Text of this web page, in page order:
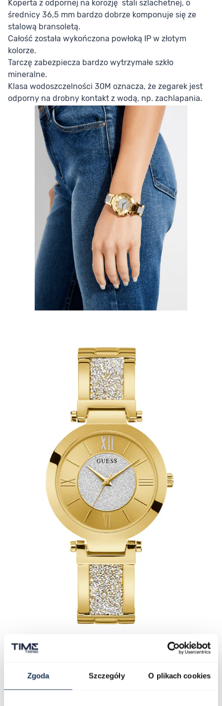
Zgoda Szczegóły O plikach cookies
Koperta z odpornej na korozję stali szlachetnej, o
średnicy 36,5 mm bardzo dobrze komponuje się ze
stalową bransoletą.
Całość została wykończona powłoką IP w złotym
kolorze.
Tarczę zabezpiecza bardzo wytrzymałe szkło
mineralne.
Klasa wodoszczelności 30M oznacza, że zegarek jest
odporny na drobny kontakt z wodą, np. zachlapania.
Tarcza
Szampańska tarcza z ciekawym wzorem stanowi
bransolety kamieniami Swarovski.
Całość stanowi bardzo unikalne połączenie, które